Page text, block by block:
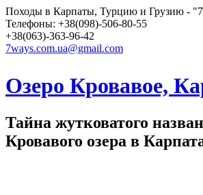
Походы в Карпаты, Турцию и Грузию -
Телефоны: +38(098)-506-80-55
+38(063)-363-96-42
7ways.com.ua@gmail.com
Озеро Кровавое,
Тайна жутковатого
Кровавого озера в